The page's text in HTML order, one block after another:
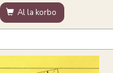
Al la korbo